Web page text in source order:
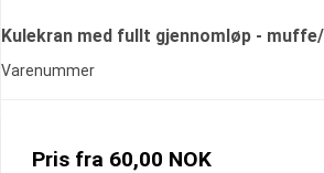
Kulekran med fullt gjennomløp -
Varenummer
Pris fra 60,00 NOK